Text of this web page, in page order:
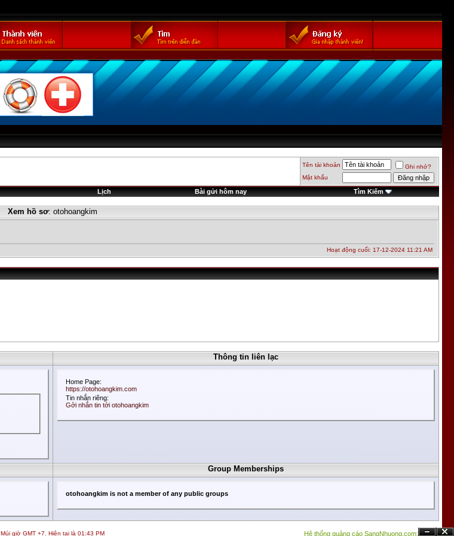
Tên tài khoản
Ghi nhớ?
Mật khẩu
Lịch Bài gửi hôm nay Tìm Kiếm
Xem hồ sơ: otohoangkim
Hoạt động cuối: 17-12-2024 11:21 AM
Thông tin liên lạc
Home Page:
https://otohoangkim.com
Tin nhắn riêng:
Gởi nhắn tin tới otohoangkim
Group Memberships
otohoangkim is not a member of any public groups
Hệ thống quảng cáo SangNhuong.com;
Múi giờ GMT +7. Hiện tại là 01:43 PM